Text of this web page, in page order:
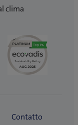
clima